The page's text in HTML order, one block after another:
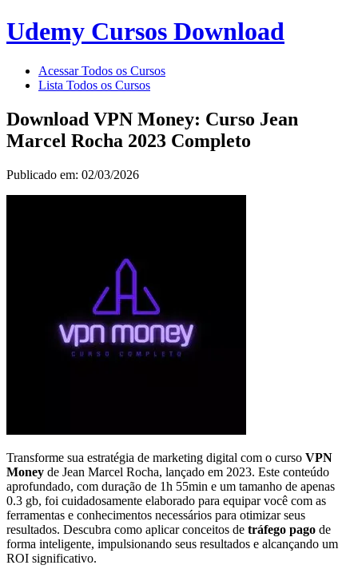
Udemy Cursos Download
Acessar Todos os Cursos
Lista Todos os Cursos
Download VPN Money: Curso Jean
Marcel Rocha 2023 Completo
Publicado em: 02/03/2026
Transforme sua estratégia de marketing digital com o curso VPN
Money de Jean Marcel Rocha, lançado em 2023. Este conteúdo
aprofundado, com duração de 1h 55min e um tamanho de apenas
0.3 gb, foi cuidadosamente elaborado para equipar você com as
ferramentas e conhecimentos necessários para otimizar seus
resultados. Descubra como aplicar conceitos de tráfego pago de
forma inteligente, impulsionando seus resultados e alcançando um
ROI significativo.